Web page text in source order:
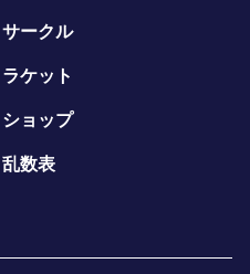
サークル
ラケット
ショップ
乱数表